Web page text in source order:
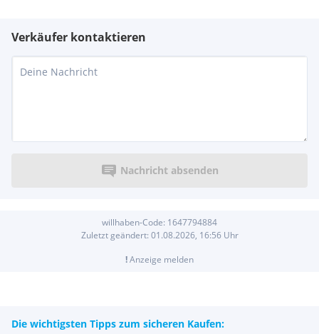
Verkäufer kontaktieren
Nachricht absenden
willhaben-Code: 1647794884
Zuletzt geändert: 01.08.2026, 16:56Uhr
!Anzeige melden
Die wichtigsten Tipps zum sicheren Kaufen: